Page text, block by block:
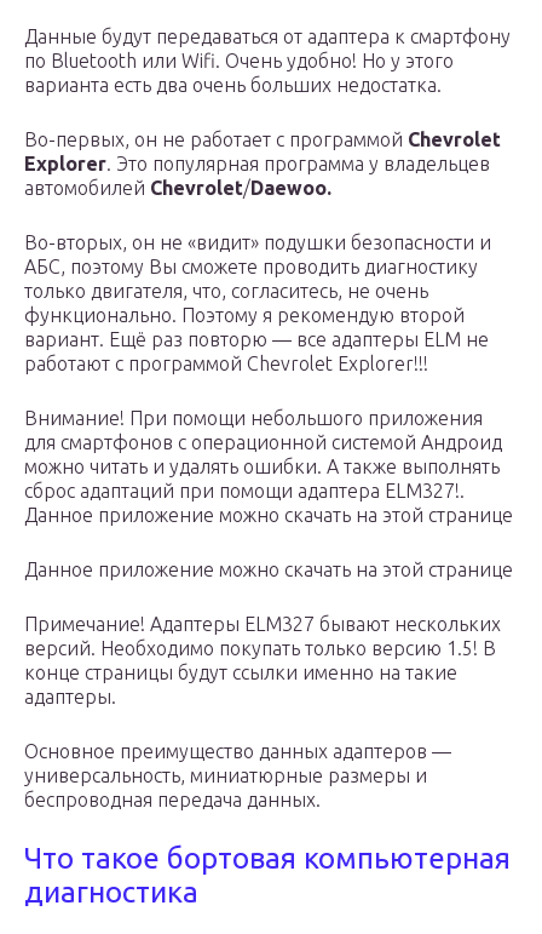
Данные будут передаваться от адаптера к смартфону
по Bluetooth или Wifi. Очень удобно! Но у этого
варианта есть два очень больших недостатка.
Во-первых, он не работает с программой Chevrolet
Explorer. Это популярная программа у владельцев
автомобилей Chevrolet/Daewoo.
Во-вторых, он не «видит» подушки безопасности и
АБС, поэтому Вы сможете проводить диагностику
только двигателя, что, согласитесь, не очень
функционально. Поэтому я рекомендую второй
вариант. Ещё раз повторю — все адаптеры ELM не
работают с программой Chevrolet Explorer!!!
Внимание! При помощи небольшого приложения
для смартфонов с операционной системой Андроид
можно читать и удалять ошибки. А также выполнять
сброс адаптаций при помощи адаптера ELM327!.
Данное приложение можно скачать на этой странице
Данное приложение можно скачать на этой странице
Примечание! Адаптеры ELM327 бывают нескольких
версий. Необходимо покупать только версию 1.5! В
конце страницы будут ссылки именно на такие
адаптеры.
Основное преимущество данных адаптеров —
универсальность, миниатюрные размеры и
беспроводная передача данных.
Что такое бортовая компьютерная
диагностика